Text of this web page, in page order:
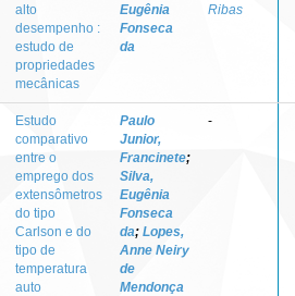
alto
desempenho :
estudo de
propriedades
mecânicas
Eugênia
Fonseca
da
Ribas
Estudo
comparativo
entre o
emprego dos
extensômetros
do tipo
Carlson e do
tipo de
temperatura
auto
Paulo
Junior,
Francinete;
Silva,
Eugênia
Fonseca
da; Lopes,
Anne Neiry
de
Mendonça
-